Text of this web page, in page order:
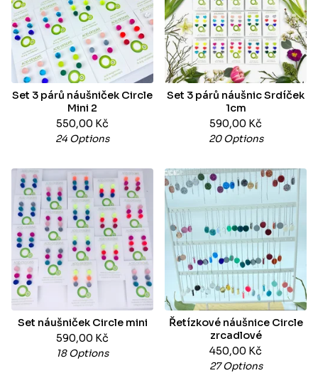
Set 3 párů náušniček Circle
Mini 2
550,00 Kč
24 Options
Set 3 párů náušnic Srdíček
1cm
590,00 Kč
20 Options
Set náušniček Circle mini
590,00 Kč
18 Options
Řetízkové náušnice Circle
zrcadlové
450,00 Kč
27 Options